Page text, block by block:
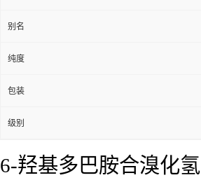
别名
纯度
包装
级别
6-羟基多巴胺合溴化氢